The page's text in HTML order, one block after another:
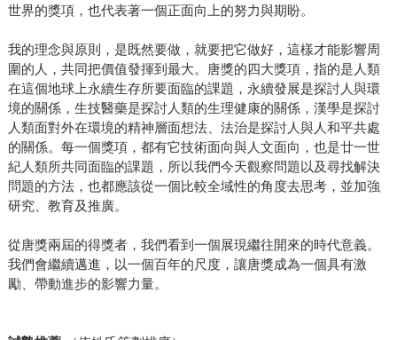
世界的獎項，也代表著一個正面向上的努力與期盼。
我的理念與原則，是既然要做，就要把它做好，這樣才能影響周
圍的人，共同把價值發揮到最大。唐獎的四大獎項，指的是人類
在這個地球上永續生存所要面臨的課題，永續發展是探討人與環
境的關係，生技醫藥是探討人類的生理健康的關係，漢學是探討
人類面對外在環境的精神層面想法、法治是探討人與人和平共處
的關係。每一個獎項，都有它技術面向與人文面向，也是廿一世
紀人類所共同面臨的課題，所以我們今天觀察問題以及尋找解決
問題的方法，也都應該從一個比較全域性的角度去思考，並加強
研究、教育及推廣。
從唐獎兩屆的得獎者，我們看到一個展現繼往開來的時代意義。
我們會繼續邁進，以一個百年的尺度，讓唐獎成為一個具有激
勵、帶動進步的影響力量。